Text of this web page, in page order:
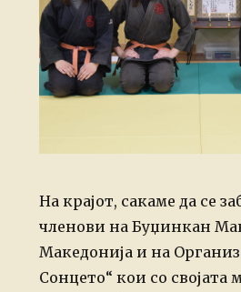
На крајот, сакаме да се
членови на Буџинкан
Македонија и на
Сонцето“ кои со својата